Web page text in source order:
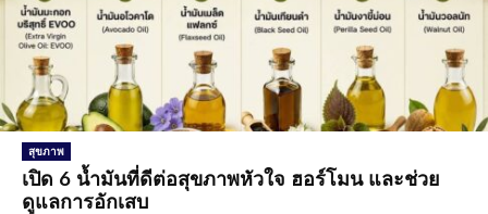
สุขภาพ
เปิด 6 น้ำมันที่ดีต่อสุขภาพหัวใจ ฮอร์โมน และช่วย
ดูแลการอักเสบ